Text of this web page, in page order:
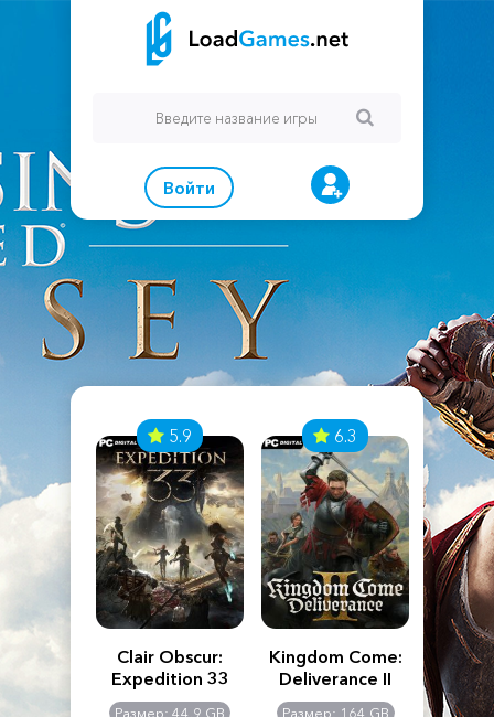
Войти
Creed
5.9
Clair Obscur:
Expedition 33
Размер: 44.9 GB
6.3
Kingdom Come:
Deliverance II
Размер: 164 GB
The